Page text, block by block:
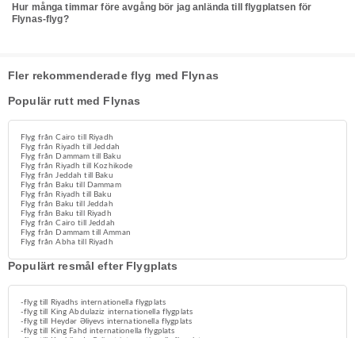
Hur många timmar före avgång bör jag anlända till flygplatsen för
Flynas-flyg?
Fler rekommenderade flyg med Flynas
Populär rutt med Flynas
Flyg från Cairo till Riyadh
Flyg från Riyadh till Jeddah
Flyg från Dammam till Baku
Flyg från Riyadh till Kozhikode
Flyg från Jeddah till Baku
Flyg från Baku till Dammam
Flyg från Riyadh till Baku
Flyg från Baku till Jeddah
Flyg från Baku till Riyadh
Flyg från Cairo till Jeddah
Flyg från Dammam till Amman
Flyg från Abha till Riyadh
Populärt resmål efter Flygplats
-flyg till Riyadhs internationella flygplats
-flyg till King Abdulaziz internationella flygplats
-flyg till Heydər Əliyevs internationella flygplats
-flyg till King Fahd internationella flygplats